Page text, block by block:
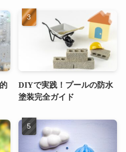
DIYで実践！プールの防水
塗装完全ガイド